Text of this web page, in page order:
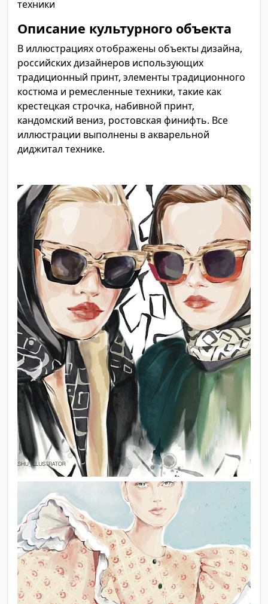
техники
Описание культурного объекта
В иллюстрациях отображены объекты дизайна,
российских дизайнеров использующих
традиционный принт, элементы традиционного
костюма и ремесленные техники, такие как
крестецкая строчка, набивной принт,
кандомский вениз, ростовская финифть. Все
иллюстрации выполнены в акварельной
диджитал технике.